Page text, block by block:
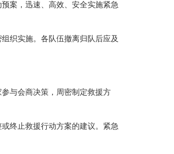
案，迅速、高效、安全实施紧急
织实施。各队伍撤离归队后应及
与会商决策，周密制定救援方
终止救援行动方案的建议。紧急